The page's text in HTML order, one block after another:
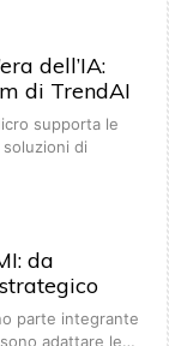
dell’IA:
di TrendAI
supporta le
di
da
parte integrante
adattare le…